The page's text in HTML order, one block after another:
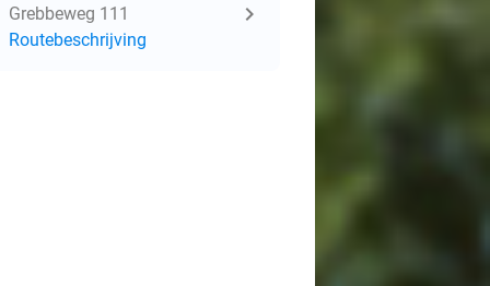
Grebbeweg 111
Routebeschrijving